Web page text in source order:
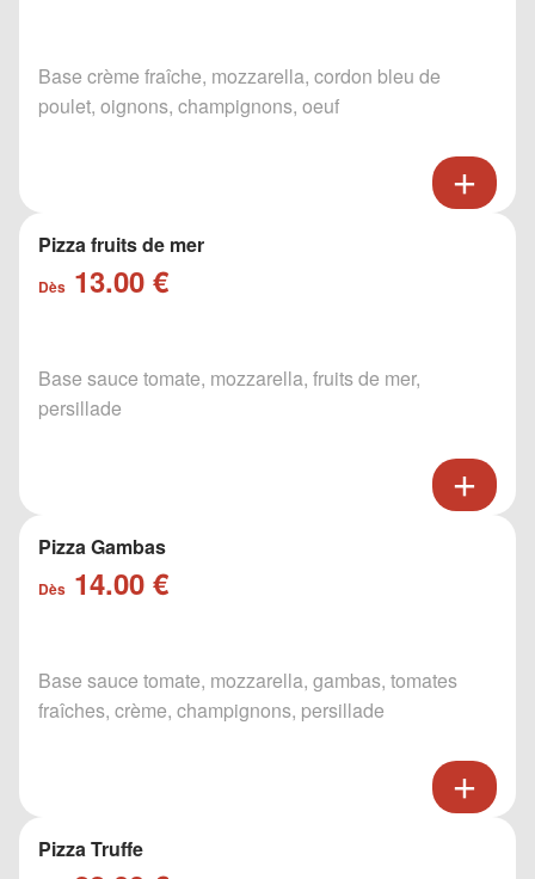
Base crème fraîche, mozzarella, cordon bleu de
poulet, oignons, champignons, oeuf
Pizza fruits de mer
Dès 13.00 €
Base sauce tomate, mozzarella, fruits de mer,
persillade
Pizza Gambas
Dès 14.00 €
Base sauce tomate, mozzarella, gambas, tomates
fraîches, crème, champignons, persillade
Pizza Truffe